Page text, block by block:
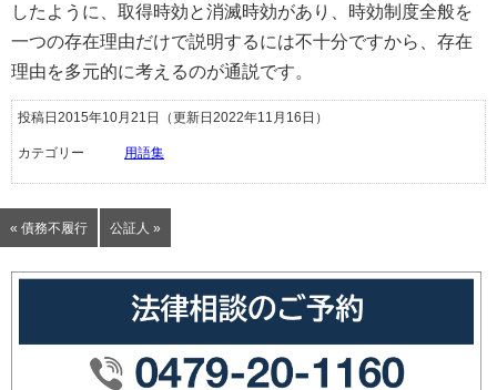
したように、取得時効と消滅時効があり、時効制度全般を
一つの存在理由だけで説明するには不十分ですから、存在
理由を多元的に考えるのが通説です。
投稿日2015年10月21日 （更新日2022年11月16日）
カテゴリー 用語集
« 債務不履行 公証人 »